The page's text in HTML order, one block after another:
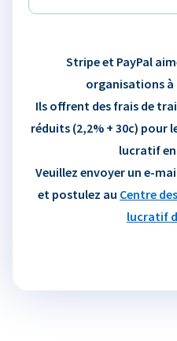
Stripe et PayPal
organisations
Ils offrent des frais de
réduits (2,2% + 30c) pour
lucratif
Veuillez envoyer un e-
et postulez au Centre
lucratif